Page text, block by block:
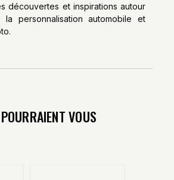
découvertes et inspirations autour
la personnalisation automobile et
VOUS